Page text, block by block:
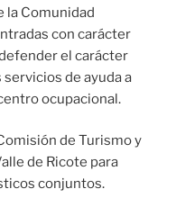
la Comunidad
con carácter
el carácter
de ayuda a
ocupacional.
de Turismo y
de Ricote para
conjuntos.